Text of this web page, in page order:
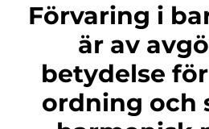
Förvaring i barnrummet
är av
betydelse
ordning och